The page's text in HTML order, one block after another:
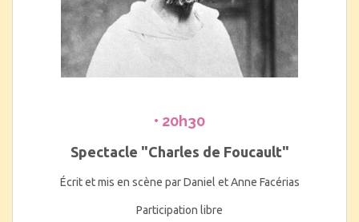
• 20h30
Spectacle "Charles de Foucault"
Écrit et mis en scène par Daniel et Anne Facérias
Participation libre